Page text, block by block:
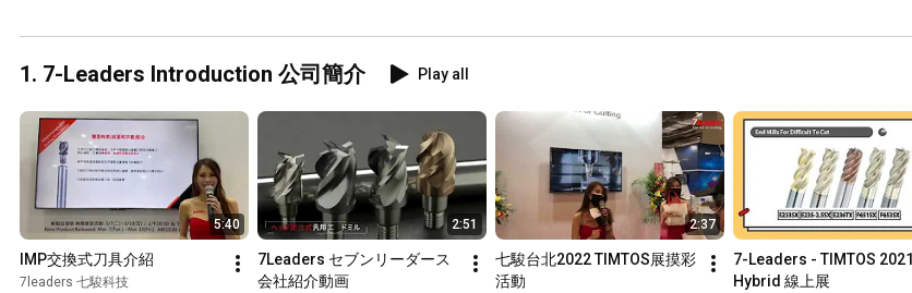
訊、鐘錶眼鏡、運動器材、醫療業。
WhatsApp: +886 965 481 859
https://www.7leaders.com/
1. 7-Leaders Introduction 公司簡介 Play all
5:40
IMP交換式刀具介紹
7leaders 七駿科技
2:51
7Leaders セブンリーダース
会社紹介動画
2:37
七駿台北2022 TIMTOS展摸彩
活動
7-Leaders - TIMTOS 2021
Hybrid 線上展